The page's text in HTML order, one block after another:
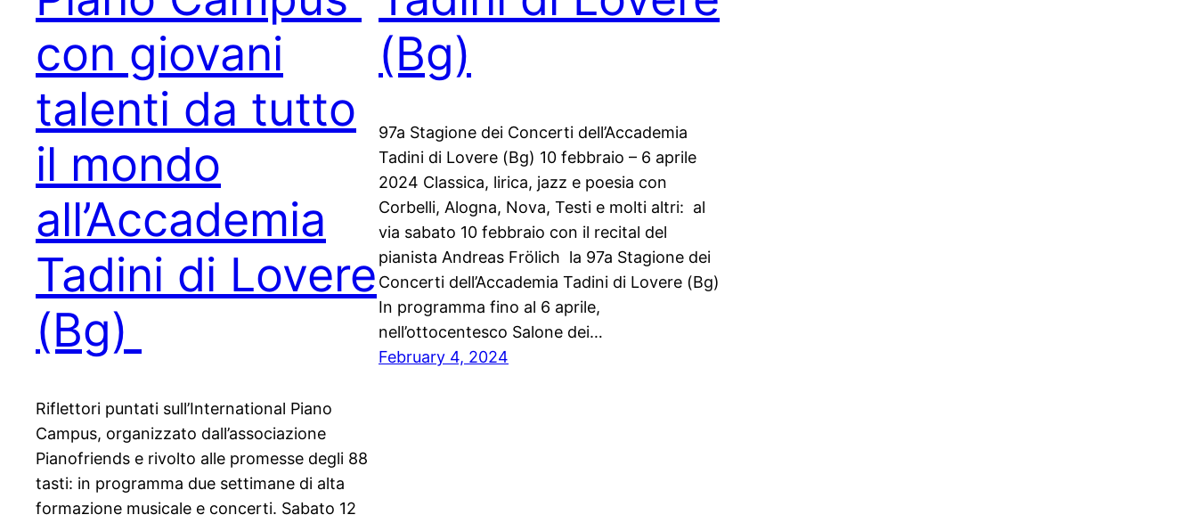
con giovani
talenti da tutto
il mondo
all’Accademia
Tadini di Lovere
(Bg)
Riflettori puntati sull’International Piano
Campus, organizzato dall’associazione
Pianofriends e rivolto alle promesse degli 88
tasti: in programma due settimane di alta
formazione musicale e concerti. Sabato 12
(Bg)
97a Stagione dei Concerti dell’Accademia
Tadini di Lovere (Bg) 10 febbraio – 6 aprile
2024 Classica, lirica, jazz e poesia con
Corbelli, Alogna, Nova, Testi e molti altri: al
via sabato 10 febbraio con il recital del
pianista Andreas Frölich la 97a Stagione dei
Concerti dell’Accademia Tadini di Lovere (Bg)
In programma fino al 6 aprile,
nell’ottocentesco Salone dei…
February 4, 2024